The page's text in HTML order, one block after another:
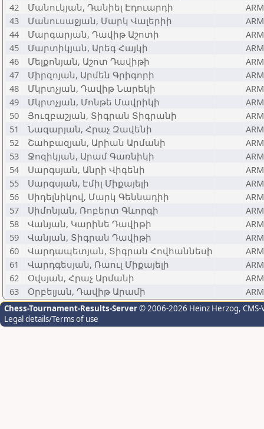
42
Մանուկյան, Դանիել Էդուարդի
ARM
43
Մանուսաջյան, Մարկ Վալերիի
ARM
44
Մարգարյան, Դավիթ Աշոտի
ARM
45
Մարտիկյան, Արեգ Հայկի
ARM
46
Մելքոնյան, Աշոտ Դավիթի
ARM
47
Միրզոյան, Արմեն Գրիգորի
ARM
48
Մկրտչյան, Դավիթ Նարեկի
ARM
49
Մկրտչյան, Մոնթե Մավրիկի
ARM
50
Յուզբաշյան, Տիգրան Տիգրանի
ARM
51
Նազարյան, Հրաչ Զավենի
ARM
52
Շահբազյան, Արիան Արմանի
ARM
53
Ջոզիկյան, Արամ Գառնիկի
ARM
54
Սարգսյան, Անրի Վիգենի
ARM
55
Սարգսյան, Էմիլ Միքայելի
ARM
56
Սիդելնիկով, Մարկ Գեննադիի
ARM
57
Սիմոնյան, Ռոբերտ Գևորգի
ARM
58
Վանյան, Կարինե Դավիթի
ARM
59
Վանյան, Տիգրան Դավիթի
ARM
60
Վարդապետյան, Տիգրան Հովհաննեսի
ARM
61
Վարդգեսյան, Ռաուլ Միքայելի
ARM
62
Օվսյան, Հրաչ Արմանի
ARM
63
Օրբելյան, Դավիթ Արամի ARM
Chess-Tournament-Results-Server© 2006-2026 Heinz Herzog,
Legal details/Terms of use